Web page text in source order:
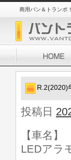
商用バン＆トランポ
R.2(2020)
投稿日
【車名
LEDアラ